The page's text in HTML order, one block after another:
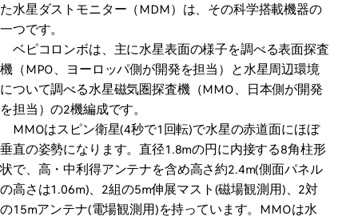
た水星ダストモニター（MDM）は、その科学搭載機器の
一つです。
ベピコロンボは、主に水星表面の様子を調べる表面探査
機（MPO、ヨーロッパ側が開発を担当）と水星周辺環境
について調べる水星磁気圏探査機（MMO、日本側が開発
を担当）の2機編成です。
MMOはスピン衛星(4秒で1回転)で水星の赤道面にほぼ
垂直の姿勢になります。直径1.8mの円に内接する8角柱形
状で、高・中利得アンテナを含め高さ約2.4m(側面パネル
の高さは1.06m)、2組の5m伸展マスト(磁場観測用)、2対
の15mアンテナ(電場観測用)を持っています。MMOは水